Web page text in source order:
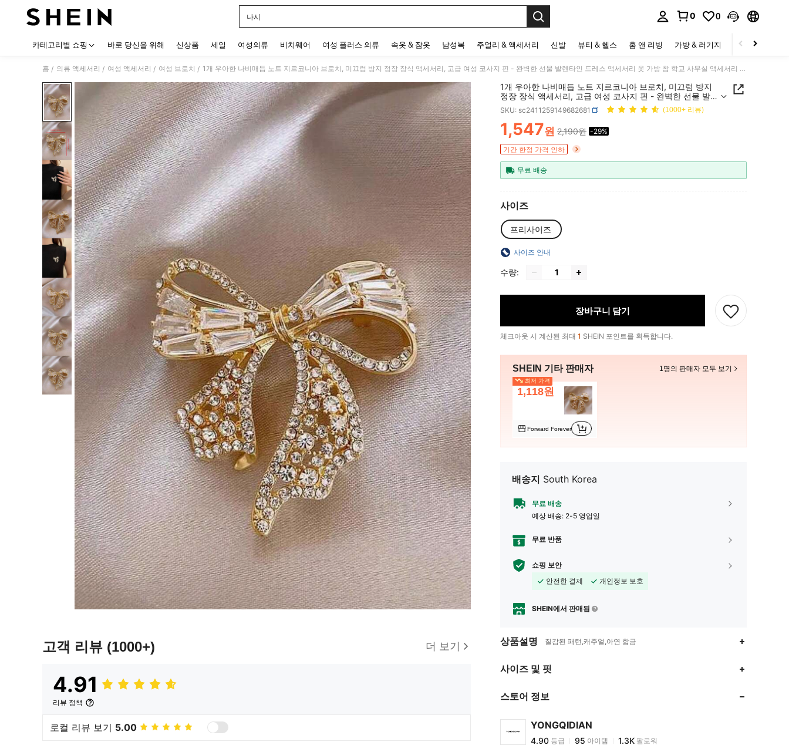
나시
0 0
카테고리별 쇼핑 바로 당신을 위해 신상품 세일 여성의류 비치웨어 여성 플러스 의류 속옷 & 잠옷 남성복 주얼리 & 액세서리 신발 뷰티 & 헬스 홈 앤 리빙 가방 & 러기지 스포츠 & 아웃
홈 / 의류 액세서리 / 여성 액세서리 / 여성 브로치 / 1개 우아한 나비매듭 노트 지르코니아 브로치, 미끄럼 방지 정장 장식 액세서리, 고급 여성 코사지 핀 - 완벽한 선물 발렌타인 드레스 액세서리 옷 가방 참 학교 사무실 액세서리 셔츠 재킷 보석 크리스마스 할로윈 옷 핀 재미있는 귀여운 교사 선물 어머니, 아버지, 졸업 및 교사를 위한 선물
고객 리뷰 (1000+) 더 보기
4.91
리뷰 정책
로컬 리뷰 보기 5.00
1개 우아한 나비매듭 노트 지르코니아 브로치, 미끄럼 방지
정장 장식 액세서리, 고급 여성 코사지 핀 - 완벽한 선물 발렌
타인 드레스 액세서리 옷 가방 참 학교 사무실 액세서리 셔츠
재킷 보석 크리스마스 할로윈 옷 핀 재미있는 귀여운 교사 선
물 어머니, 아버지, 졸업 및 교사를 위한 선물
SKU: sc2411259149682681 (1000+ 리뷰)
PRICE AND AVAILABILITY
1,547원 2,190원 -29%
기간 한정 가격 인하
무료 배송
사이즈
프리사이즈
사이즈 안내
수량:
장바구니 담기
체크아웃 시 계산된 최대 1 SHEIN 포인트를 획득합니다.
SHEIN 기타 판매자 1명의 판매자 모두 보기
최저 가격
1,118원
Forward Forever
배송지 South Korea
무료 배송
예상 배송: 2-5 영업일
무료 반품
쇼핑 보안
안전한 결제
개인정보 보호
SHEIN에서 판매됨
상품설명 질감된 패턴,캐주얼,아연 합금
사이즈 및 핏
스토어 정보
YONGQIDIAN
4.90
4.90
j***1 이(가)하루 전에지불됨